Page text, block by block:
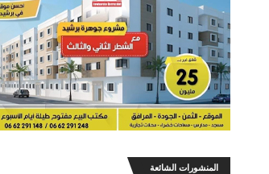
المنشورات الشائعة